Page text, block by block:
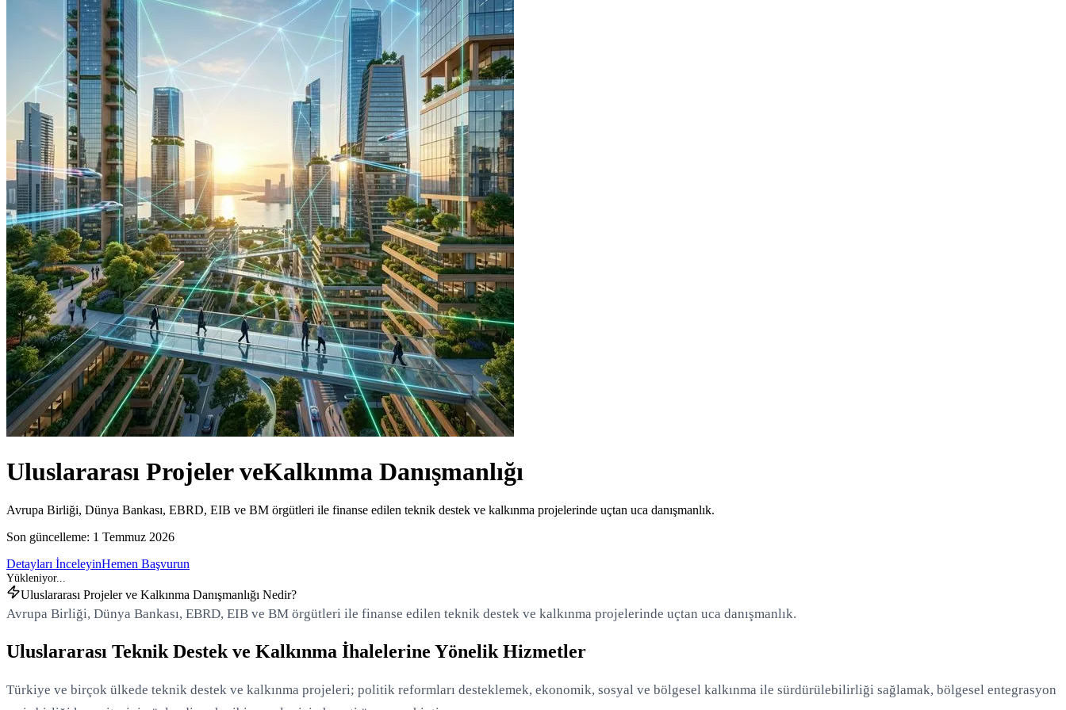
Uluslararası Projeler veKalkınma Danışmanlığı
Avrupa Birliği, Dünya Bankası, EBRD, EIB ve BM örgütleri ile finanse edilen teknik destek ve kalkınma projelerinde uçtan uca danışmanlık.
Son güncelleme: 1 Temmuz 2026
Detayları İnceleyinHemen Başvurun
Uluslararası Projeler ve Kalkınma Danışmanlığı Nedir?
Avrupa Birliği, Dünya Bankası, EBRD, EIB ve BM örgütleri ile finanse edilen teknik destek ve kalkınma projelerinde uçtan uca danışmanlık.
Uluslararası Teknik Destek ve Kalkınma İhalelerine Yönelik Hizmetler
Türkiye ve birçok ülkede teknik destek ve kalkınma projeleri; politik reformları desteklemek, ekonomik, sosyal ve bölgesel kalkınma ile sürdürülebilirliği sağlamak, bölgesel entegrasyon